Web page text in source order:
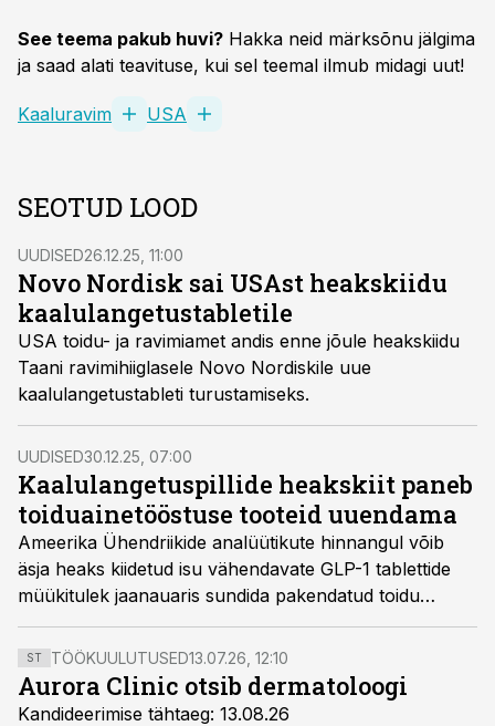
See teema pakub huvi? Hakka neid märksõnu jälgima
ja saad alati teavituse, kui sel teemal ilmub midagi uut!
Kaaluravim USA
SEOTUD LOOD
UUDISED26.12.25, 11:00
Novo Nordisk sai USAst heakskiidu
kaalulangetustabletile
USA toidu- ja ravimiamet andis enne jõule heakskiidu
Taani ravimihiiglasele Novo Nordiskile uue
kaalulangetustableti turustamiseks.
UUDISED30.12.25, 07:00
Kaalulangetuspillide heakskiit paneb
toiduainetööstuse tooteid uuendama
Ameerika Ühendriikide analüütikute hinnangul võib
äsja heaks kiidetud isu vähendavate GLP-1 tablettide
müükitulek jaanauaris sundida pakendatud toidu
tootjaid ja kiirtoidurestorane tuleval aastal oma tooteid
hoogsamalt uuendama.
ST TÖÖKUULUTUSED13.07.26, 12:10
Aurora Clinic otsib dermatoloogi
Kandideerimise tähtaeg: 13.08.26